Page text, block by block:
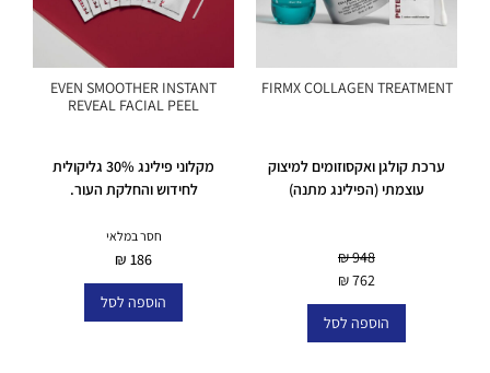
FIRMX COLLAGEN TREATMENT
₪948
₪762
ערכת קולגן ואקסוזומים למיצוק
עוצמתי (הפילינג מתנה)
הוספה לסל
חסר במלאי
EVEN SMOOTHER INSTANT
REVEAL FACIAL PEEL
₪ 186
מקלוני פילינג 30% גליקולית
לחידוש והחלקת העור.
הוספה לסל